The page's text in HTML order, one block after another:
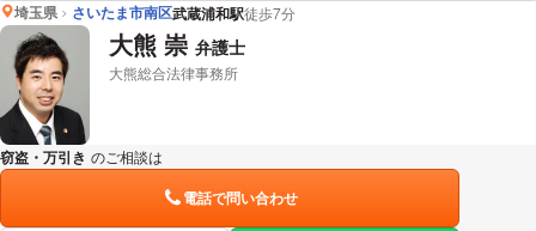
埼玉県 さいたま市南区武蔵浦和駅徒歩7分
大熊 崇 弁護士
大熊総合法律事務所
窃盗・万引き のご相談は
電話で問い合わせ